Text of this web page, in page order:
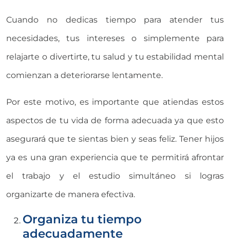
Cuando no dedicas tiempo para atender tus
necesidades, tus intereses o simplemente para
relajarte o divertirte, tu salud y tu estabilidad mental
comienzan a deteriorarse lentamente.
Por este motivo, es importante que atiendas estos
aspectos de tu vida de forma adecuada ya que esto
asegurará que te sientas bien y seas feliz. Tener hijos
ya es una gran experiencia que te permitirá afrontar
el trabajo y el estudio simultáneo si logras
organizarte de manera efectiva.
Organiza tu tiempo
adecuadamente